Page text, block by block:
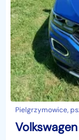
Pielgrzymowice,